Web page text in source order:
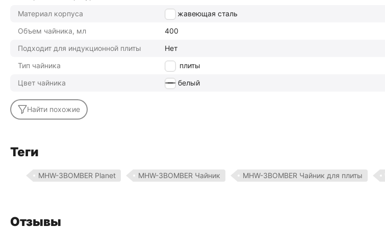
Материал корпуса
нержавеющая сталь
Объем чайника, мл
400
Подходит для индукционной плиты
Нет
Тип чайника
для плиты
Цвет чайника
белый
Найти похожие
Теги
MHW-3BOMBER Planet MHW-3BOMBER Чайник MHW-3BOMBER Чайник для плиты
Отзывы